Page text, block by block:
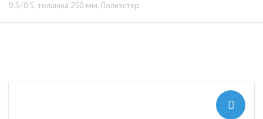
0.5/0.5, толщина 250 мм, Полиэстер